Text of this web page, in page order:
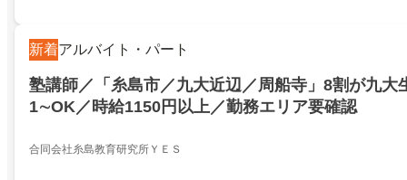
新着アルバイト・パート
塾講師／「糸島市／九大近辺／周船寺」8割が九大
1∼OK／時給1150円以上／勤務エリア要確認
合同会社糸島教育研究所ＹＥＳ